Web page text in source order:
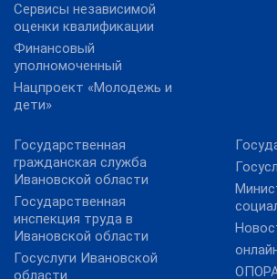
Сервисы независимой
оценки квалификации
Финансовый
уполномоченный
Нацпроект «Молодежь и
дети»
Государственная
гражданская служба
Ивановской области
Государственная
инспекция труда в
Ивановской области
Госуслуги Ивановской
области